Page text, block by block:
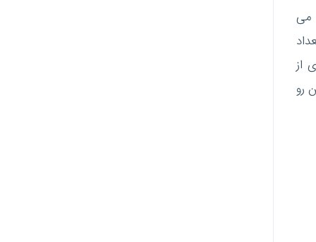
می
از
رو